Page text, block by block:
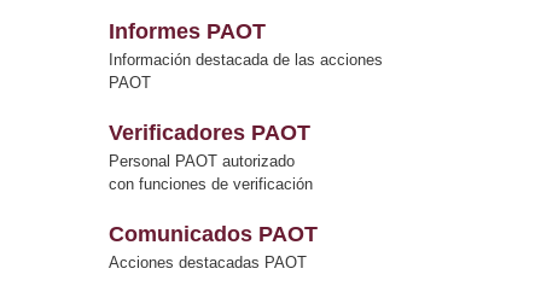
Informes PAOT
Información destacada de las acciones
PAOT
Verificadores PAOT
Personal PAOT autorizado
con funciones de verificación
Comunicados PAOT
Acciones destacadas PAOT